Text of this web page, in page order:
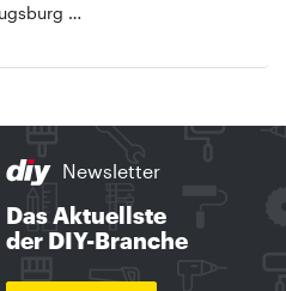
…
Newsletter
Das Aktuellste
der DIY-Branche